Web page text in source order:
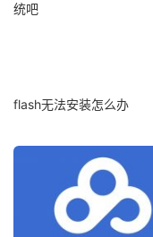
flash无法安装怎么办